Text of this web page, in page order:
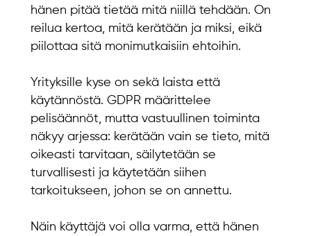
hänen pitää tietää mitä niillä tehdään. On
reilua kertoa, mitä kerätään ja miksi, eikä
piilottaa sitä monimutkaisiin ehtoihin.
Yrityksille kyse on sekä laista että
käytännöstä. GDPR määrittelee
pelisäännöt, mutta vastuullinen toiminta
näkyy arjessa: kerätään vain se tieto, mitä
oikeasti tarvitaan, säilytetään se
turvallisesti ja käytetään siihen
tarkoitukseen, johon se on annettu.
Näin käyttäjä voi olla varma, että hänen